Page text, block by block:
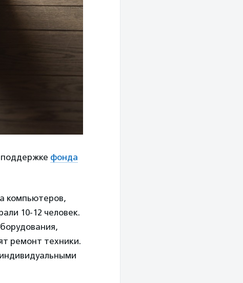
фонда
компьютеров,
10-12 человек.
ремонт техники.